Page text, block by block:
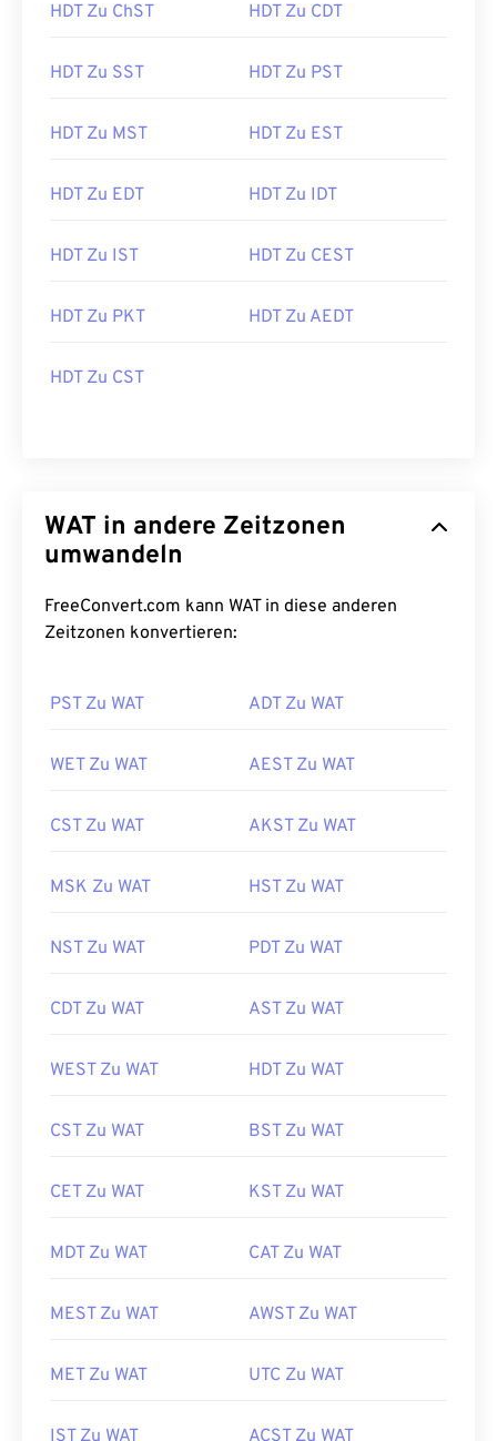
HDT Zu ChST HDT Zu CDT
HDT Zu SST HDT Zu PST
HDT Zu MST HDT Zu EST
HDT Zu EDT HDT Zu IDT
HDT Zu IST HDT Zu CEST
HDT Zu PKT HDT Zu AEDT
HDT Zu CST
WAT in andere Zeitzonen
umwandeln
FreeConvert.com kann WAT in diese anderen
Zeitzonen konvertieren:
PST Zu WAT ADT Zu WAT
WET Zu WAT AEST Zu WAT
CST Zu WAT AKST Zu WAT
MSK Zu WAT HST Zu WAT
NST Zu WAT PDT Zu WAT
CDT Zu WAT AST Zu WAT
WEST Zu WAT HDT Zu WAT
CST Zu WAT BST Zu WAT
CET Zu WAT KST Zu WAT
MDT Zu WAT CAT Zu WAT
MEST Zu WAT AWST Zu WAT
MET Zu WAT UTC Zu WAT
IST Zu WAT ACST Zu WAT